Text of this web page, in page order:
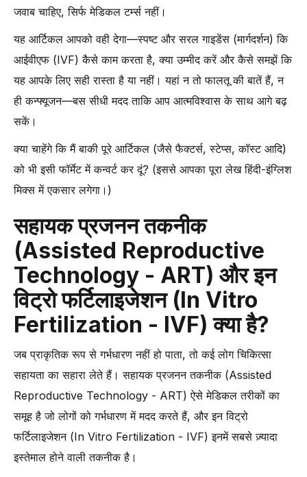
-4. गर्भाशय का स्वास्थ्य और लाइनिंग की मोटाई (Uterine Health and
-5. महिला की उम्र (Age of the Woman)
6. IVF क्लिनिक की गुणवत्ता और लैब की स्थिति (IVF Clinic Quality and
Lab Conditions)
Embryo Transfer)
IVF प्रक्रिया (In Vitro Fertilization), IUI प्रक्रिया (Intrauterine
Insemination) और अन्य ART (Assisted Reproductive
Technology) विधियों के बीच अंतर
-फैलोपियन ट्यूब (Fallopian Tube) डैमेज और अन्य कारणों से होने वाला
बांझपन
IVF उपचार चरण-दर-चरण (Step-by-Step): एग रिट्रीवल, ICSI, एम्ब्रियो
कल्चर और एम्ब्रियो ट्रांसफर
-1. ओवेरियन स्टिम्यूलेशन (Ovarian Stimulation) – फर्टिलिटी ड्रग्स
(Fertility Drugs) का उपयोग
-2. फाइनल मैच्युरेशन ट्रिगर और टाइमिंग (Final Maturation Trigger
4. सीमेन कलेक्शन और स्पर्म प्रिपरेशन (Semen Collection and
Sperm Preparation)
-5. फर्टिलाइजेशन (Fertilization) – पारंपरिक IVF या ICSI
(Intracytoplasmic Sperm Injection)
-6. एम्ब्रियो कल्चर और मॉनिटरिंग (Embryo Culture and Monitoring)
जवाब चाहिए, सिर्फ मेडिकल टर्म्स नहीं।
यह आर्टिकल आपको वही देगा—स्पष्ट और सरल गाइडेंस (मार्गदर्शन) कि
आईवीएफ (IVF) कैसे काम करता है, क्या उम्मीद करें और कैसे समझें कि
यह आपके लिए सही रास्ता है या नहीं। यहां न तो फालतू की बातें हैं, न
ही कन्फ्यूजन—बस सीधी मदद ताकि आप आत्मविश्वास के साथ आगे बढ़
सकें।
क्या चाहेंगे कि मैं बाकी पूरे आर्टिकल (जैसे फैक्टर्स, स्टेप्स, कॉस्ट आदि)
को भी इसी फॉर्मेट में कन्वर्ट कर दूं? (इससे आपका पूरा लेख हिंदी-इंग्लिश
मिक्स में एकसार लगेगा।)
सहायक प्रजनन तकनीक
(Assisted Reproductive
Technology - ART) और इन
विट्रो फर्टिलाइजेशन (In Vitro
Fertilization - IVF) क्या है?
जब प्राकृतिक रूप से गर्भधारण नहीं हो पाता, तो कई लोग चिकित्सा
सहायता का सहारा लेते हैं। सहायक प्रजनन तकनीक (Assisted
Reproductive Technology - ART) ऐसे मेडिकल तरीकों का
समूह है जो लोगों को गर्भधारण में मदद करते हैं, और इन विट्रो
फर्टिलाइजेशन (In Vitro Fertilization - IVF) इनमें सबसे ज़्यादा
इस्तेमाल होने वाली तकनीक है।